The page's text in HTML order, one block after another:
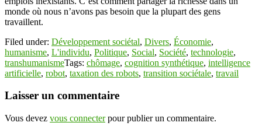
monde où nous n’avons pas besoin que la plupart des gens
travaillent.
Filed under: Développement sociétal, Divers, Économie,
humanisme, L'individu, Politique, Social, Société, technologie,
transhumanismeTags: chômage, cognition synthétique, intelligence
artificielle, robot, taxation des robots, transition sociétale, travail
Laisser un commentaire
Vous devez vous connecterpour publier un commentaire.